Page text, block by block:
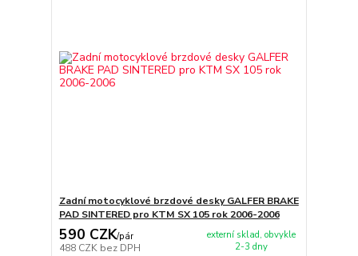
Zadní motocyklové brzdové desky GALFER BRAKE
PAD SINTERED pro KTM SX 105 rok 2006-2006
590 CZK/pár
488 CZK bez DPH
externí sklad, obvykle
2-3 dny